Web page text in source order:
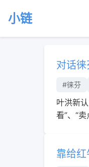
小链
对话
#徕芬
叶洪新
看”、“卖
靠给红